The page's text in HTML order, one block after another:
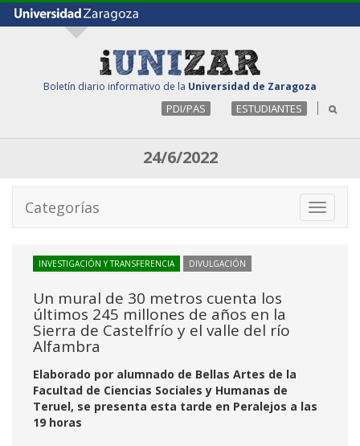
Boletín diario informativo de la Universidad de Zaragoza
PDI/PAS ESTUDIANTES
24/6/2022
Toggle
Categorías
INVESTIGACIÓN Y TRANSFERENCIA DIVULGACIÓN
Un mural de 30 metros cuenta los
últimos 245 millones de años en la
Sierra de Castelfrío y el valle del río
Alfambra
Elaborado por alumnado de Bellas Artes de la
Facultad de Ciencias Sociales y Humanas de
Teruel, se presenta esta tarde en Peralejos a las
19 horas